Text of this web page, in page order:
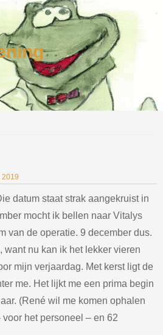
2019
datum staat strak aangekruist in
mocht ik bellen naar Vitalys
van de operatie. 9 december dus.
want nu kan ik het lekker vieren
mijn verjaardag. Met kerst ligt de
me. Het lijkt me een prima begin
(René wil me komen ophalen
het personeel – en 62